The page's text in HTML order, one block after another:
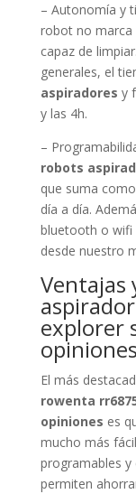
– Autonomía y
robot no marca
capaz de
generales, el
aspiradores y
y las 4h.
–
robots
que suma
día a día.
bluetooth o wifi
desde nuestro
Ventajas
explorer
opiniones
El más
rowenta
opiniones es
mucho más
programables
permiten